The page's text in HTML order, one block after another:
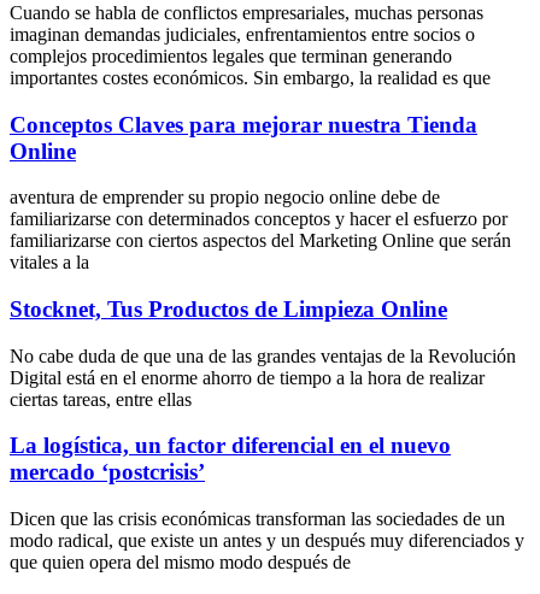
Cuando se habla de conflictos empresariales, muchas personas
imaginan demandas judiciales, enfrentamientos entre socios o
complejos procedimientos legales que terminan generando
importantes costes económicos. Sin embargo, la realidad es que
Conceptos Claves para mejorar nuestra Tienda
Online
aventura de emprender su propio negocio online debe de
familiarizarse con determinados conceptos y hacer el esfuerzo por
familiarizarse con ciertos aspectos del Marketing Online que serán
vitales a la
Stocknet, Tus Productos de Limpieza Online
No cabe duda de que una de las grandes ventajas de la Revolución
Digital está en el enorme ahorro de tiempo a la hora de realizar
ciertas tareas, entre ellas
La logística, un factor diferencial en el nuevo
mercado ‘postcrisis’
Dicen que las crisis económicas transforman las sociedades de un
modo radical, que existe un antes y un después muy diferenciados y
que quien opera del mismo modo después de